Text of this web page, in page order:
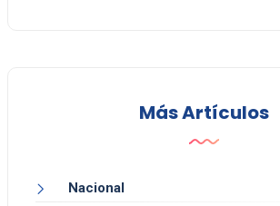
Más Artículos
Nacional